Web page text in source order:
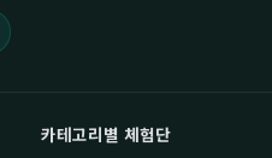
카테고리별 체험단